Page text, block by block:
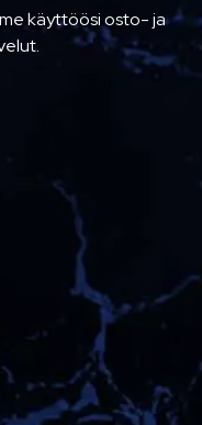
käyttöösi osto- ja